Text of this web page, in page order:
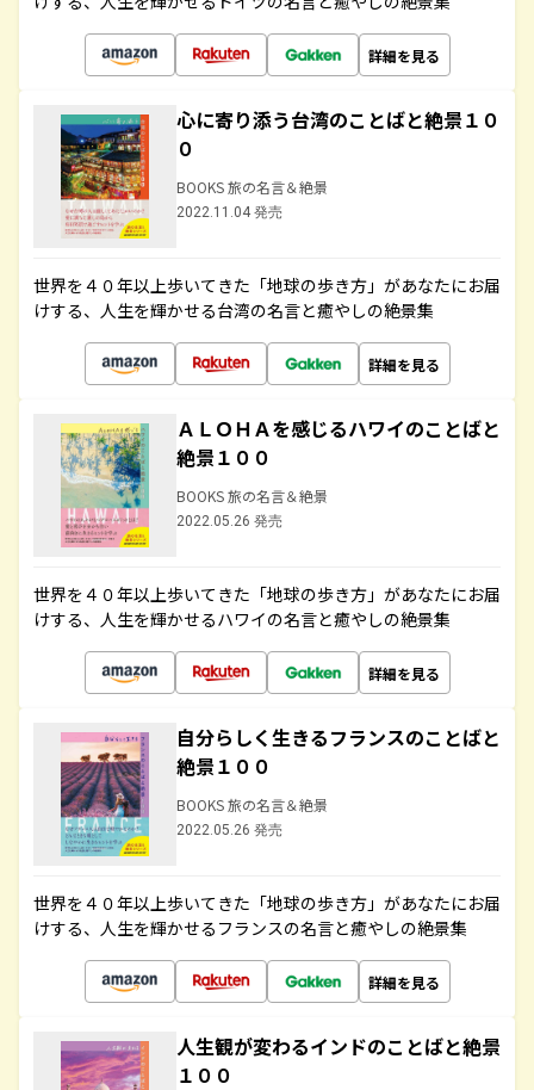
詳細を見る
心に寄り添う台湾のことばと絶景１０
０
BOOKS 旅の名言＆絶景
2022.11.04 発売
世界を４０年以上歩いてきた「地球の歩き方」があなたにお届
けする、人生を輝かせる台湾の名言と癒やしの絶景集
詳細を見る
ＡＬＯＨＡを感じるハワイのことばと
絶景１００
BOOKS 旅の名言＆絶景
2022.05.26 発売
世界を４０年以上歩いてきた「地球の歩き方」があなたにお届
けする、人生を輝かせるハワイの名言と癒やしの絶景集
詳細を見る
自分らしく生きるフランスのことばと
絶景１００
BOOKS 旅の名言＆絶景
2022.05.26 発売
世界を４０年以上歩いてきた「地球の歩き方」があなたにお届
けする、人生を輝かせるフランスの名言と癒やしの絶景集
詳細を見る
人生観が変わるインドのことばと絶景
１００